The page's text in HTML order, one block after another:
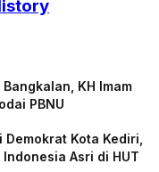
KH Imam
PBNU
Kota Kediri,
Asri di HUT